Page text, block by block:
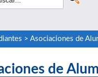
> Asociaciones de
de